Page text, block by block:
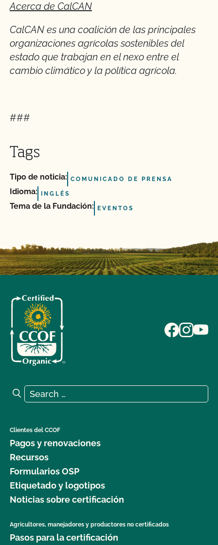
Acerca de CalCAN
CalCAN es una coalición de las principales
organizaciones agrícolas sostenibles del
estado que trabajan en el nexo entre el
cambio climático y la política agrícola.
###
Tags
Tipo de noticia: COMUNICADO DE PRENSA
Idioma: INGLÉS
Tema de la Fundación: EVENTOS
Search for:
Search
Clientes del CCOF
Pagos y renovaciones
Recursos
Formularios OSP
Etiquetado y logotipos
Noticias sobre certificación
Agricultores, manejadores y productores no certificados
Pasos para la certificación